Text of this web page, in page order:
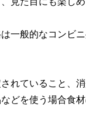
一般的なコンビ
れていること、
どを使う場合食